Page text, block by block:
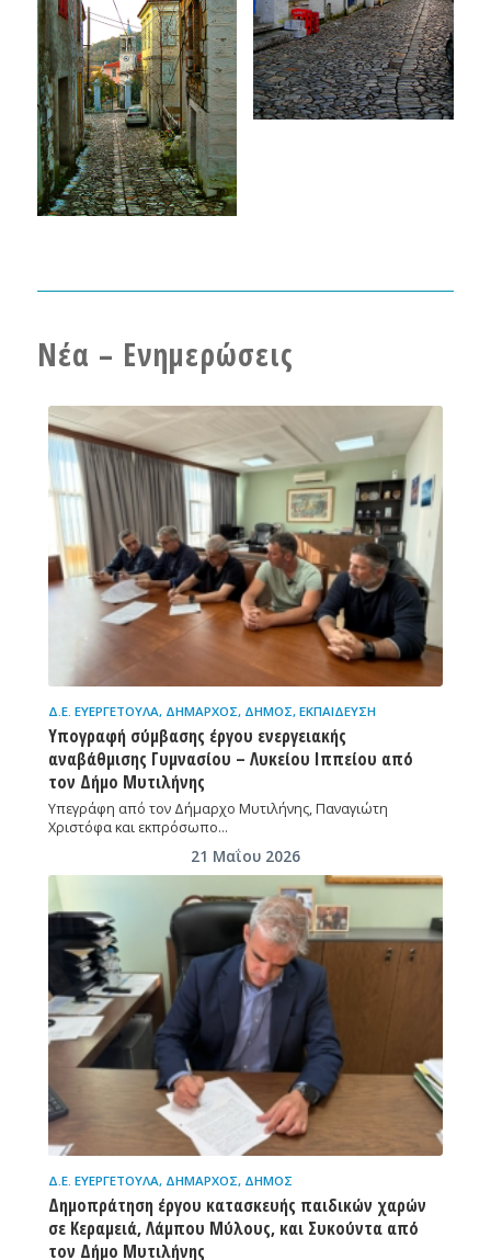
Νέα – Ενημερώσεις
Δ.Ε. ΕΥΕΡΓΈΤΟΥΛΑ, ΔΉΜΑΡΧΟΣ, ΔΉΜΟΣ, ΕΚΠΑΊΔΕΥΣΗ
Υπογραφή σύμβασης έργου ενεργειακής
αναβάθμισης Γυμνασίου – Λυκείου Ιππείου από
τον Δήμο Μυτιλήνης
Υπεγράφη από τον Δήμαρχο Μυτιλήνης, Παναγιώτη
Χριστόφα και εκπρόσωπο…
21 Μαΐου 2026
Δ.Ε. ΕΥΕΡΓΈΤΟΥΛΑ, ΔΉΜΑΡΧΟΣ, ΔΉΜΟΣ
Δημοπράτηση έργου κατασκευής παιδικών χαρών
σε Κεραμειά, Λάμπου Μύλους, και Συκούντα από
τον Δήμο Μυτιλήνης